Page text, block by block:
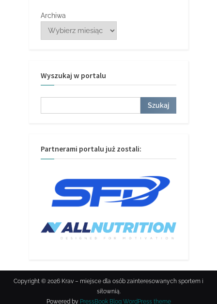
Archiwa
Wyszukaj w portalu
Szukaj
Partnerami portalu już zostali:
Copyright © 2026 Krav – miejsce dla osób zainteresowanych sportem i
siłownią.
Powered by PressBook Blog WordPress theme